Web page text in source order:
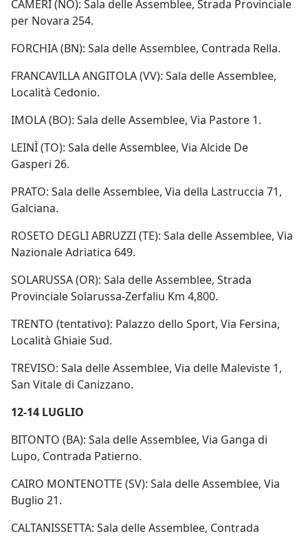
CAMERI (NO): Sala delle Assemblee, Strada Provinciale
per Novara 254.
FORCHIA (BN): Sala delle Assemblee, Contrada Rella.
FRANCAVILLA ANGITOLA (VV): Sala delle Assemblee,
Località Cedonio.
IMOLA (BO): Sala delle Assemblee, Via Pastore 1.
LEINÌ (TO): Sala delle Assemblee, Via Alcide De
Gasperi 26.
PRATO: Sala delle Assemblee, Via della Lastruccia 71,
Galciana.
ROSETO DEGLI ABRUZZI (TE): Sala delle Assemblee, Via
Nazionale Adriatica 649.
SOLARUSSA (OR): Sala delle Assemblee, Strada
Provinciale Solarussa-Zerfaliu Km 4,800.
TRENTO (tentativo): Palazzo dello Sport, Via Fersina,
Località Ghiaie Sud.
TREVISO: Sala delle Assemblee, Via delle Maleviste 1,
San Vitale di Canizzano.
12-14 LUGLIO
BITONTO (BA): Sala delle Assemblee, Via Ganga di
Lupo, Contrada Patierno.
CAIRO MONTENOTTE (SV): Sala delle Assemblee, Via
Buglio 21.
CALTANISSETTA: Sala delle Assemblee, Contrada